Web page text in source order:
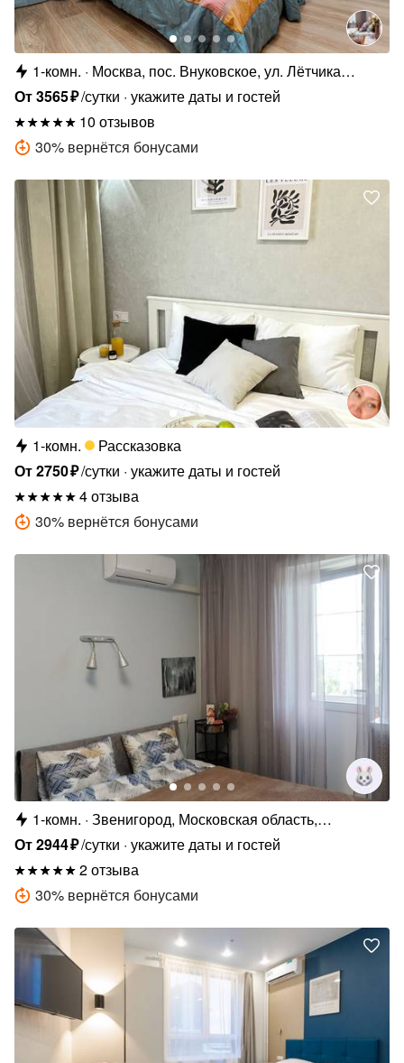
1-комн.
Москва, пос. Внуковское, ул. Лётчика
Грицевца, 14А
От3565₽/сутки укажите даты и гостей
10 отзывов
30% вернётся бонусами
1-комн.
Рассказовка
От2750₽/сутки укажите даты и гостей
4 отзыва
30% вернётся бонусами
1-комн. Звенигород, Московская область,
Одинцовский городской округ, Нахабинское
шоссе, 1к1
От2944₽/сутки укажите даты и гостей
2 отзыва
30% вернётся бонусами